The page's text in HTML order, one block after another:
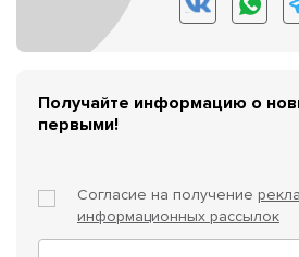
Получайте информацию о
первыми!
Согласие на получение
информационных рассылок